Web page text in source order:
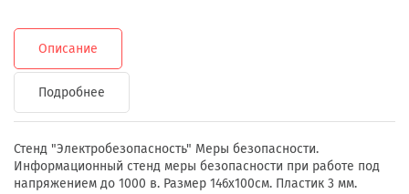
Описание
Подробнее
Стенд "Электробезопасность" Меры безопасности.
Информационный стенд меры безопасности при работе под
напряжением до 1000 в. Размер 146х100см. Пластик 3 мм.